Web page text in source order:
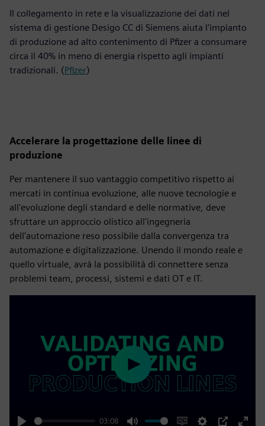
Il collegamento in rete e la visualizzazione dei dati nel
sistema di gestione Desigo CC di Siemens aiuta l'impianto
di produzione ad alto contenimento di Pfizer a consumare
circa il 40% in meno di energia rispetto agli impianti
tradizionali. (Pfizer)
Accelerare la progettazione delle linee di
produzione
Per mantenere il suo vantaggio competitivo rispetto ai
mercati in continua evoluzione, alle nuove tecnologie e
all'evoluzione degli standard e delle normative, deve
sfruttare un approccio olistico all'ingegneria
dell'automazione reso possibile dalla convergenza tra
automazione e digitalizzazione. Unendo il mondo reale e
quello virtuale, avrà la possibilità di connettere senza
problemi team, processi, sistemi e dati OT e IT.
03:08
Play